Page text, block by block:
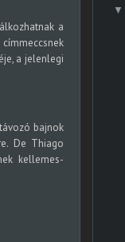
a
a jelenlegi
bajnok
De Thiago
kellemes-
▼